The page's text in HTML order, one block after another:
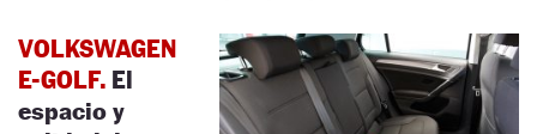
VOLKSWAGEN
E-GOLF. El
espacio y